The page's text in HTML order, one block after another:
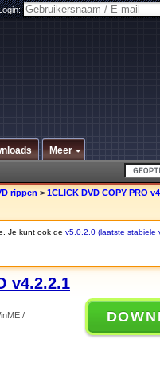
Meer
rippen > 1CLICK DVD COPY PRO
Je kunt ook de v5.0.2.0 (laatste stabiele
v4.2.2.1
/